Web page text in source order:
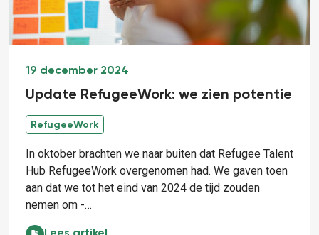
19 december 2024
Update RefugeeWork: we zien potentie
RefugeeWork
In oktober brachten we naar buiten dat Refugee Talent
Hub RefugeeWork overgenomen had. We gaven toen
aan dat we tot het eind van 2024 de tijd zouden
nemen om -…